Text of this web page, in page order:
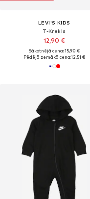
LEVI'S KIDS
T-Krekls
12,90 €
Sākotnējā cena: 15,90 €
Pēdējā zemākā cena:12,51 €